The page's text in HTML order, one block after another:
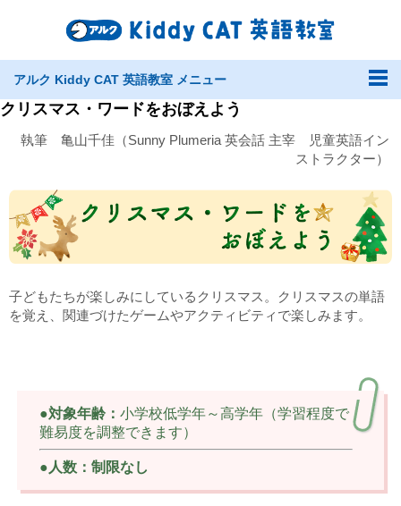
アルク Kiddy CAT 英語教室 メニュー
クリスマス・ワードをおぼえよう
執筆 亀山千佳（Sunny Plumeria 英会話 主宰 児童英語イン
ストラクター）
子どもたちが楽しみにしているクリスマス。クリスマスの単語
を覚え、関連づけたゲームやアクティビティで楽しみます。
●対象年齢： 小学校低学年～高学年（学習程度で
難易度を調整できます）
●人数：制限なし